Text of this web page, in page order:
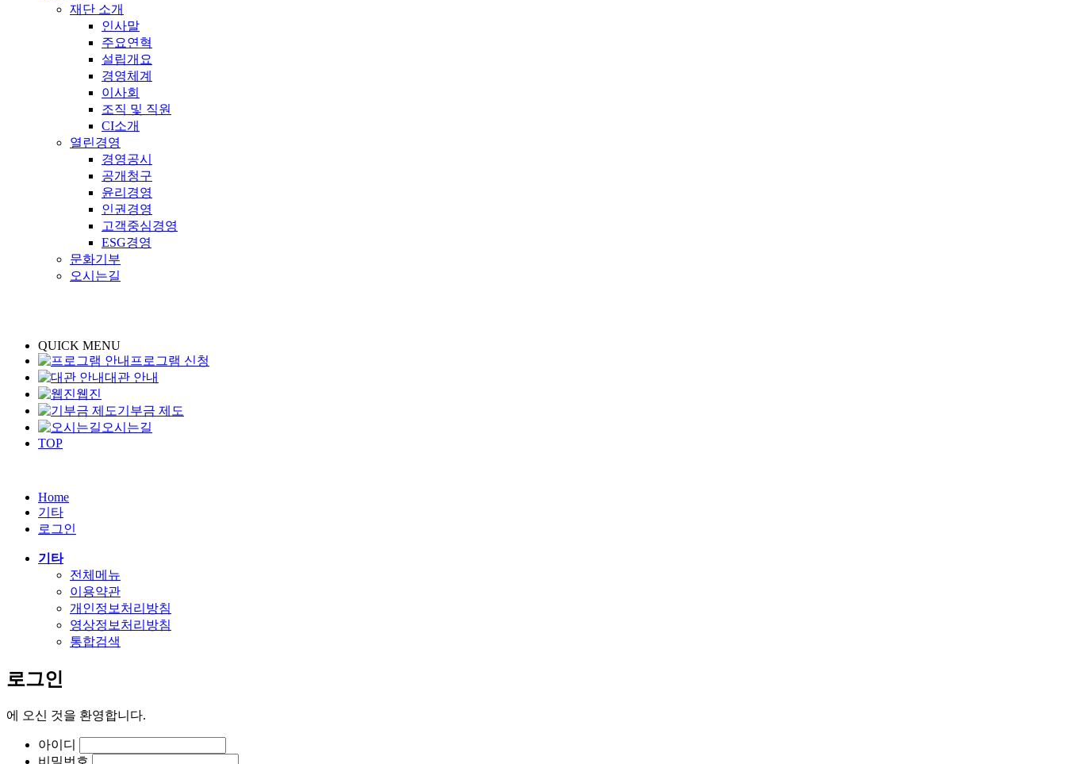
재단 소개
인사말
주요연혁
설립개요
경영체계
이사회
조직 및 직원
CI소개
열린경영
경영공시
공개청구
윤리경영
인권경영
고객중심경영
ESG경영
문화기부
오시는길
QUICK MENU
프로그램 신청
대관 안내
웹진
기부금 제도
오시는길
TOP
Home
기타
로그인
기타
전체메뉴
이용약관
개인정보처리방침
영상정보처리방침
통합검색
로그인
에 오신 것을 환영합니다.
아이디
비밀번호